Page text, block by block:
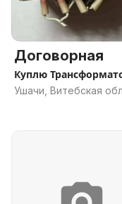
Договорная
Куплю
Ушачи, Витебская